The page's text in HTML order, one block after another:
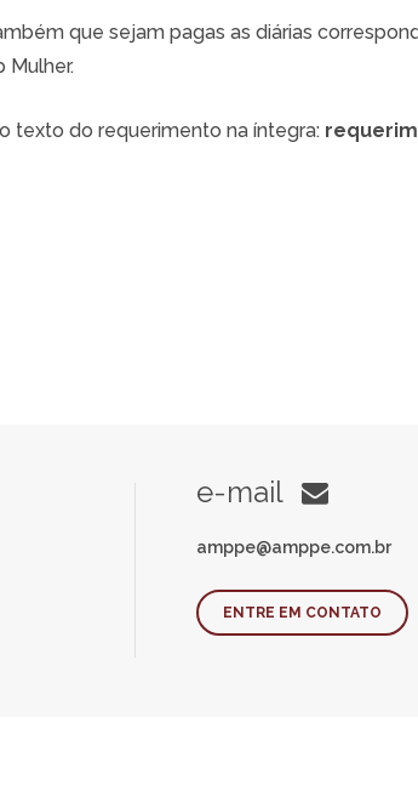
que sejam pagas as diárias
Mulher.
texto do requerimento na íntegra:
e-mail
amppe@amppe.com.br
ENTRE EM CONTATO